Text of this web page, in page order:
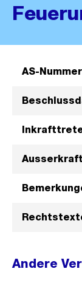
AS-Nummer
Andere